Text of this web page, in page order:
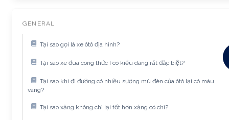
GENERAL
Tại sao gọi là xe ôtô địa hình?
Tại sao xe đua công thức I có kiểu dáng rất đặc biệt?
Tại sao khi đi đường có nhiều sương mù đèn của ôtô lại có màu
vàng?
Tại sao xăng không chì lại tốt hơn xăng có chì?